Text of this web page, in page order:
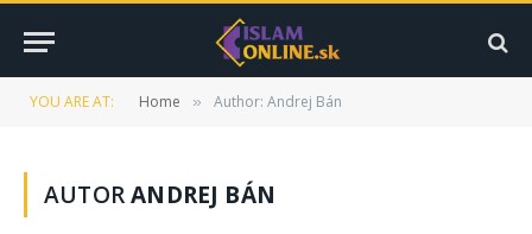
YOU ARE AT: Home » Author: Andrej Bán
AUTORANDREJ BÁN